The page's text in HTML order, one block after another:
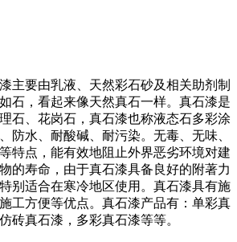
主要由乳液、天然彩石砂及相关助剂制
石，看起来像天然真石一样。真石漆是
石、花岗石，真石漆也称液态石多彩涂
防水、耐酸碱、耐污染。无毒、无味、
特点，能有效地阻止外界恶劣环境对建
的寿命，由于真石漆具备良好的附著力
别适合在寒冷地区使用。真石漆具有施
工方便等优点。真石漆产品有：单彩真
砖真石漆，多彩真石漆等等。